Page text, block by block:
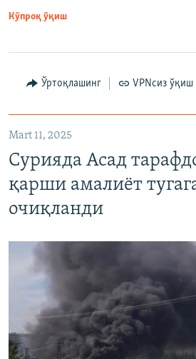
Кўпроқ ўқиш
Ўртоқлашинг VPNсиз ўқиш
Mart 11, 2025
Сурияда Асад
қарши амалиёт
очиқланди